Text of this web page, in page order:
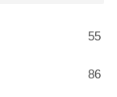
55
86